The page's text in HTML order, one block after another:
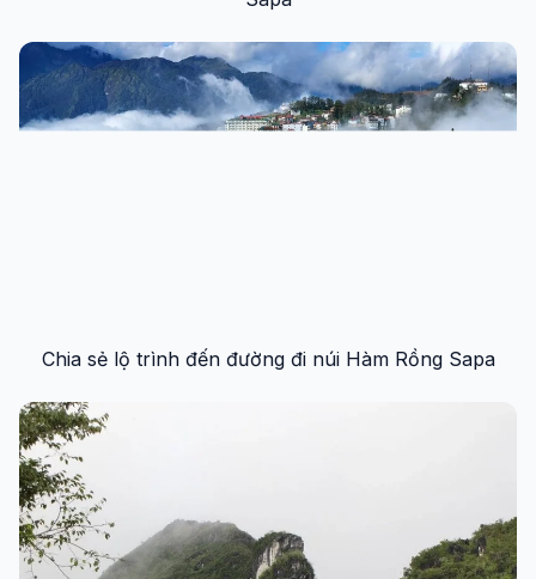
Chia sẻ lộ trình đến đường đi núi Hàm Rồng Sapa